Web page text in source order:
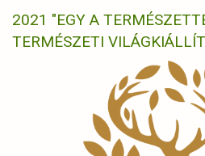
2021 "EGY A
TERMÉSZETI